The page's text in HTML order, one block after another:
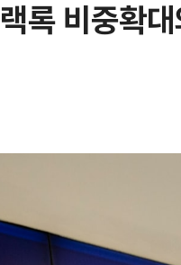
록 비중확대